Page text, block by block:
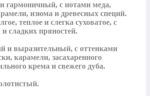
гармоничный, с нотами меда,
изюма и древесных специй.
теплое и слегка суховатое, с
сладких пряностей.
и выразительный, с оттенками
карамели, засахаренного
крема и свежего дуба.